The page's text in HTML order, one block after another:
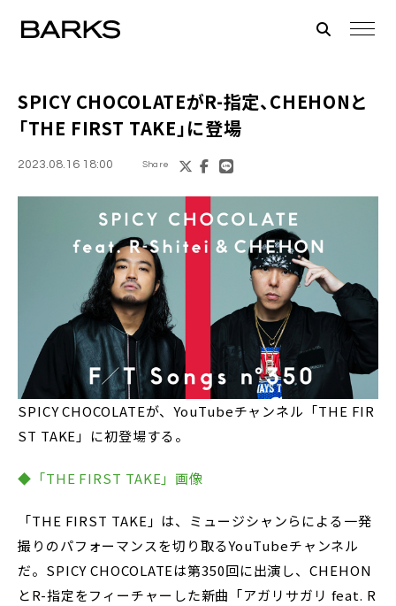
SPICY CHOCOLATEがR-指定、CHEHONと
「THE FIRST TAKE」に登場
2023.08.16 18:00 Share
SPICY CHOCOLATEが、YouTubeチャンネル「THE FIR
ST TAKE」に初登場する。
◆「THE FIRST TAKE」画像
「THE FIRST TAKE」は、ミュージシャンらによる一発
撮りのパフォーマンスを切り取るYouTubeチャンネル
だ。SPICY CHOCOLATEは第350回に出演し、CHEHON
とR-指定をフィーチャーした新曲「アガリサガリ feat. R